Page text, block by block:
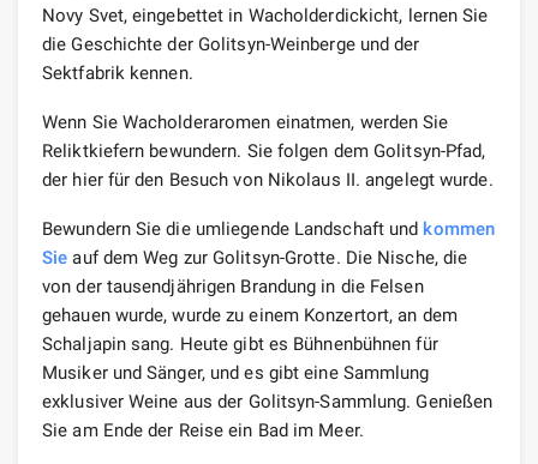
Novy Svet, eingebettet in Wacholderdickicht, lernen Sie
die Geschichte der Golitsyn-Weinberge und der
Sektfabrik kennen.
Wenn Sie Wacholderaromen einatmen, werden Sie
Reliktkiefern bewundern. Sie folgen dem Golitsyn-Pfad,
der hier für den Besuch von Nikolaus II. angelegt wurde.
Bewundern Sie die umliegende Landschaft und kommen
Sie auf dem Weg zur Golitsyn-Grotte. Die Nische, die
von der tausendjährigen Brandung in die Felsen
gehauen wurde, wurde zu einem Konzertort, an dem
Schaljapin sang. Heute gibt es Bühnenbühnen für
Musiker und Sänger, und es gibt eine Sammlung
exklusiver Weine aus der Golitsyn-Sammlung. Genießen
Sie am Ende der Reise ein Bad im Meer.